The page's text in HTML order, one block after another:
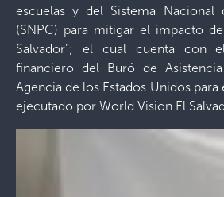
escuelas y del Sistema Nacional
(SNPC) para mitigar el impacto
Salvador”; el cual cuenta con
financiero del Buró de
Agencia de los Estados Unidos
ejecutado por World Vision El